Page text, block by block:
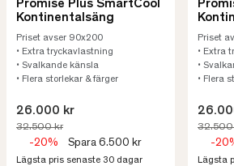
Promise Plus SmartCool
Kontinentalsäng
Priset avser 90x200
• Extra tryckavlastning
• Svalkande känsla
• Flera storlekar & färger
26.000 kr
32.500 kr
-20% Spara 6.500 kr
Lägsta pris senaste 30 dagar
Priset
• Extra
•
• Flera
32.500
-
Lägsta